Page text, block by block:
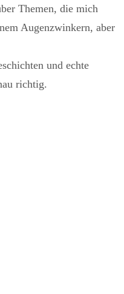
Themen, die mich
Augenzwinkern, aber
und echte
richtig.